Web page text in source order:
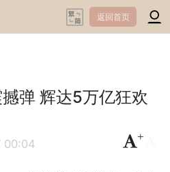
返回首页
弹 辉达5万亿狂欢
00:04
+